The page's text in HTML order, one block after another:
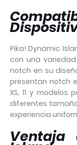
Pika! Dynamic
con una
notch en su
presentan notch
XS, 11 y
diferentes
experiencia
Ventaja